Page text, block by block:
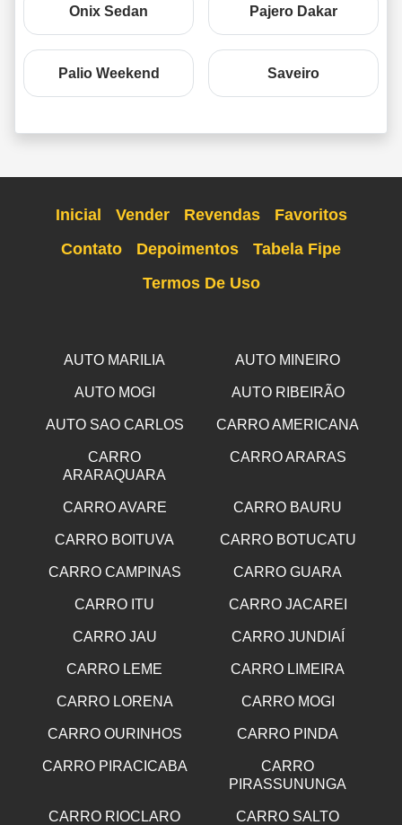
Onix Sedan Pajero Dakar
Palio Weekend Saveiro
Inicial Vender Revendas
Favoritos
Contato
Depoimentos
Tabela Fipe
Termos De Uso
AUTO MARILIA AUTO MINEIRO
AUTO MOGI AUTO RIBEIRÃO
AUTO SAO CARLOS CARRO AMERICANA
CARRO
ARARAQUARA
CARRO ARARAS
CARRO AVARE CARRO BAURU
CARRO BOITUVA CARRO BOTUCATU
CARRO CAMPINAS CARRO GUARA
CARRO ITU CARRO JACAREI
CARRO JAU CARRO JUNDIAÍ
CARRO LEME CARRO LIMEIRA
CARRO LORENA CARRO MOGI
CARRO OURINHOS CARRO PINDA
CARRO PIRACICABA
CARRO
PIRASSUNUNGA
CARRO RIOCLARO CARRO SALTO